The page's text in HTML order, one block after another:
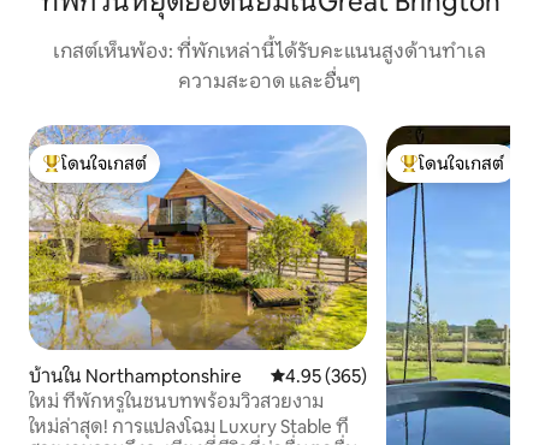
เกสต์เห็นพ้อง: ที่พักเหล่านี้ได้รับคะแนนสูงด้านทำเล
ความสะอาด และอื่นๆ
โดนใจเกสต์ที่สุด
โดนใจเกสต์
บ้านใน Northamptonshire คะแนนเฉลี่ย 4.95 จาก 5, 365 รีวิว
4.95 (365)
ใหม่ ที่พักหรูในชนบทพร้อมวิวสวยงาม
ใหม่ล่าสุด! การแปลงโฉม Luxury Stable ที่
โดนใจเกสต์ที่สุด
โดนใจเกสต์